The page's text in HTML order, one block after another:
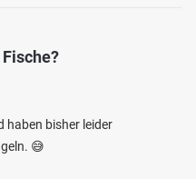
haben bisher leider
😅